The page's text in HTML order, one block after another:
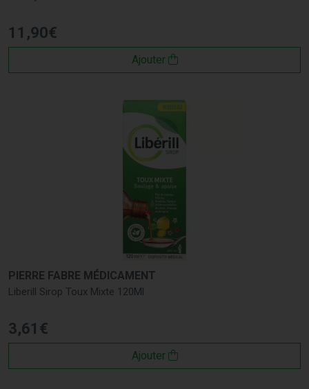
11 ,90€
Ajouter
PIERRE FABRE MÉDICAMENT
Liberill Sirop Toux Mixte 120Ml
3,61 €
Ajouter